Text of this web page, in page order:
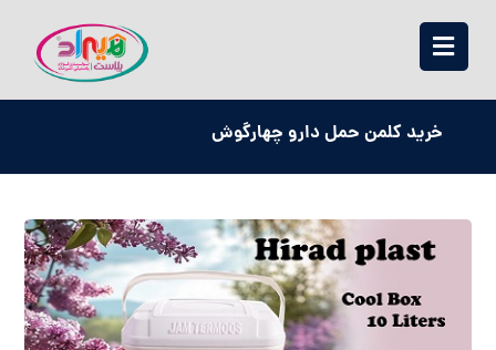
خرید کلمن حمل دارو چهارگوش